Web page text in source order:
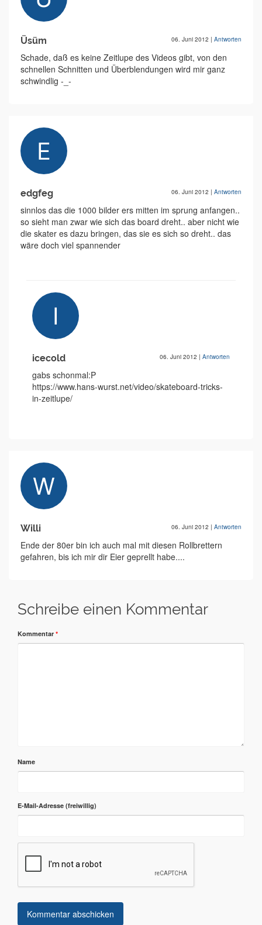
Üsüm 06. Juni 2012 | Antworten
Schade, daß es keine Zeitlupe des Videos gibt, von den
schnellen Schnitten und Überblendungen wird mir ganz
schwindlig -_-
edgfeg 06. Juni 2012 | Antworten
sinnlos das die 1000 bilder ers mitten im sprung anfangen..
so sieht man zwar wie sich das board dreht.. aber nicht wie
die skater es dazu bringen, das sie es sich so dreht.. das
wäre doch viel spannender
icecold 06. Juni 2012 | Antworten
gabs schonmal:P
https://www.hans-wurst.net/video/skateboard-tricks-
in-zeitlupe/
Willi 06. Juni 2012 | Antworten
Ende der 80er bin ich auch mal mit diesen Rollbrettern
gefahren, bis ich mir dir Eier geprellt habe....
Schreibe einen Kommentar
Kommentar *
Name
E-Mail-Adresse